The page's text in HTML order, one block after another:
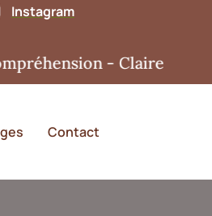
Instagram
- Claire
Contact